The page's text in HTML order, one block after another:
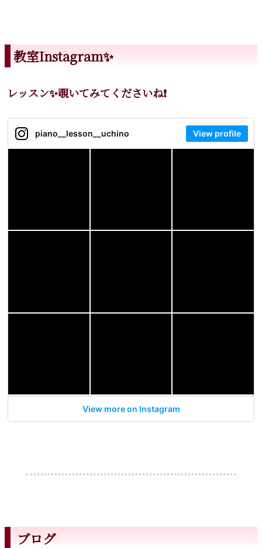
教室Instagram✨
レッスン✨覗いてみてくださいね❗️
piano__lesson__uchino View profile
View more on Instagram
ブログ